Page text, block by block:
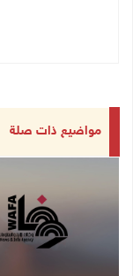
مواضيع ذات صلة